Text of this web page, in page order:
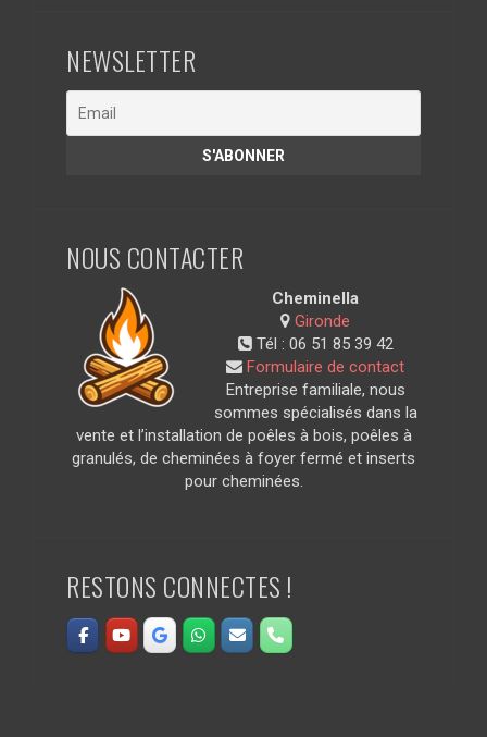
NEWSLETTER
NOUS CONTACTER
Cheminella
Gironde
Tél : 06 51 85 39 42
Formulaire de contact
Entreprise familiale, nous
sommes spécialisés dans la
vente et l’installation de poêles à bois, poêles à
granulés, de cheminées à foyer fermé et inserts
pour cheminées.
RESTONS CONNECTES !